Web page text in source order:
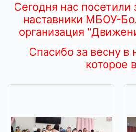
Сегодня нас посетили
наставники МБОУ-
организация
Спасибо за весну
которое